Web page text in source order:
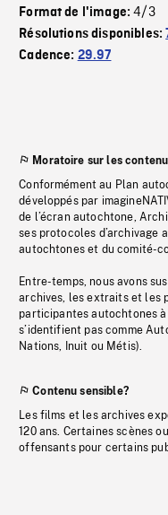
Format de l'image:4/3
Résolutions disponibles:
Cadence: 29.97
Moratoire sur les
Conformément au Plan
développés par
de l’écran autochtone,
ses protocoles d’archivage
autochtones et du comité-
Entre-temps, nous avons
archives, les extraits et les
participantes autochtones
s’identifient pas comme
Nations, Inuit ou Métis).
Contenu sensible?
Les films et les archives
120 ans. Certaines scènes
offensants pour certains